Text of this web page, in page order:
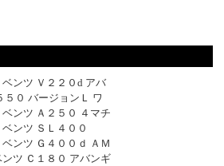
ンツ Ｖ２２０d アバ
０ バージョンＬ ワ
ンツ Ａ２５０ ４マチ
ンツ ＳＬ４００
ンツ Ｇ４００ｄ ＡＭ
ツ Ｃ１８０ アバンギ